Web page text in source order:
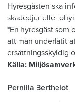
Hyresgästen ska
skadedjur eller
*En hyresgäst som
att man underlåtit
ersättningsskyldig
Källa:
Pernilla Berthelot